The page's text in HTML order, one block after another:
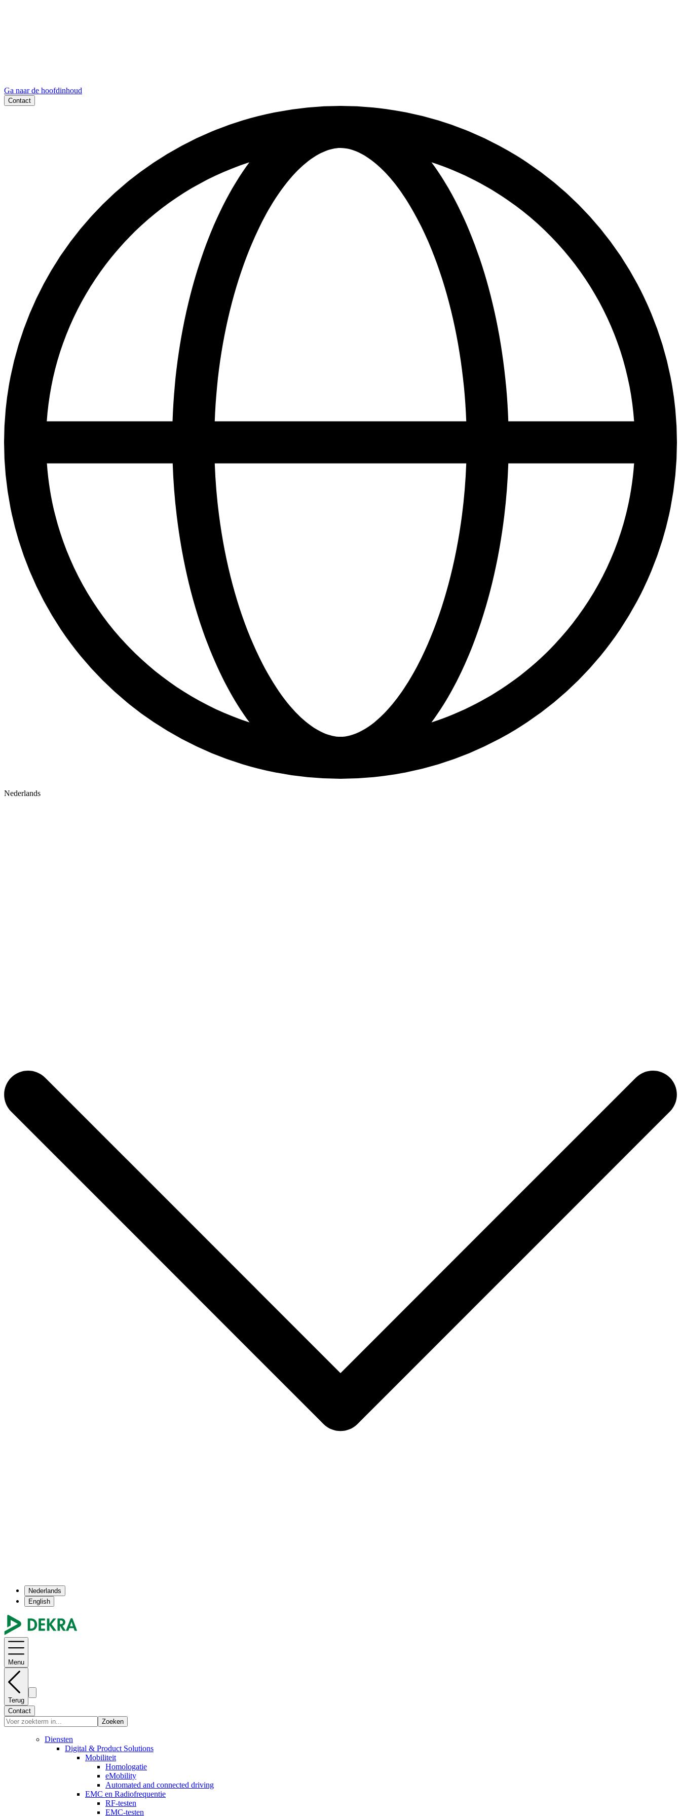
Ga naar de hoofdinhoud
Contact
Nederlands
Nederlands
English
Menu
Terug
Contact
Zoeken
Diensten
Digital & Product Solutions
Mobiliteit
Homologatie
eMobility
Automated and connected driving
EMC en Radiofrequentie
RF-testen
EMC-testen